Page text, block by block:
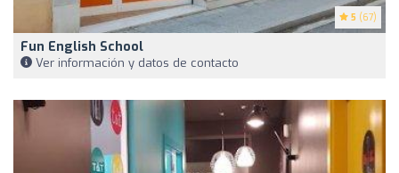
5 (67)
Fun English School
Ver información y datos de contacto